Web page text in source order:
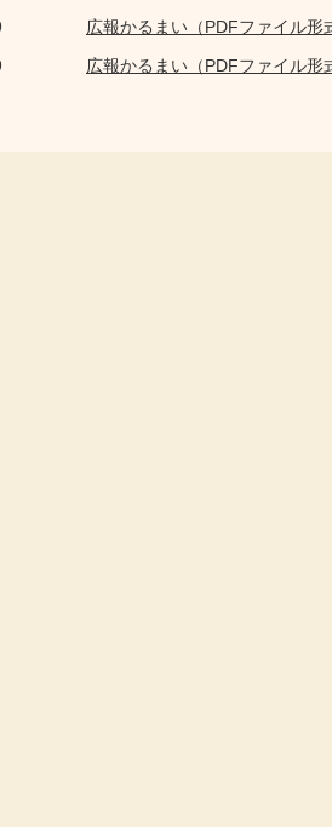
広報かるまい（PDFファイル形
広報かるまい（PDFファイル形